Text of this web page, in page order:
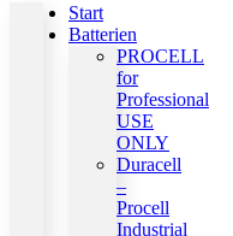
Start
Batterien
PROCELL
for
Professional
USE
ONLY
Duracell
–
Procell
Industrial